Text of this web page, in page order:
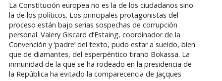
La Constitución europea no es la de los ciudadanos sino
la de los políticos. Los principales protagonistas del
proceso están bajo serias sospechas de corrupción
personal. Valery Giscard d’Estaing, coordinador de la
Convención y ‘padre’ del texto, pudo estar a sueldo, bien
que de diamantes, del esperpéntico tirano Bokassa. La
inmunidad de la que se ha rodeado en la presidencia de
la República ha evitado la comparecencia de Jaçques